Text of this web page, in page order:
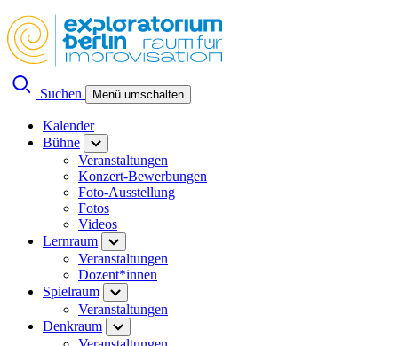
Suchen Menü umschalten
Kalender
Bühne
Veranstaltungen
Konzert-Bewerbungen
Foto-Ausstellung
Fotos
Videos
Lernraum
Veranstaltungen
Dozent*innen
Spielraum
Veranstaltungen
Denkraum